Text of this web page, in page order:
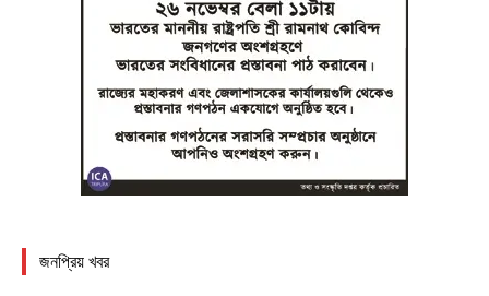
জনপ্রিয় খবর